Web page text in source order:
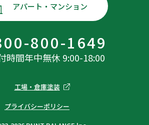
800-1649
時間年中無休 9:00-18:00
アパート・マンション
工場・倉庫塗装
プライバシーポリシー